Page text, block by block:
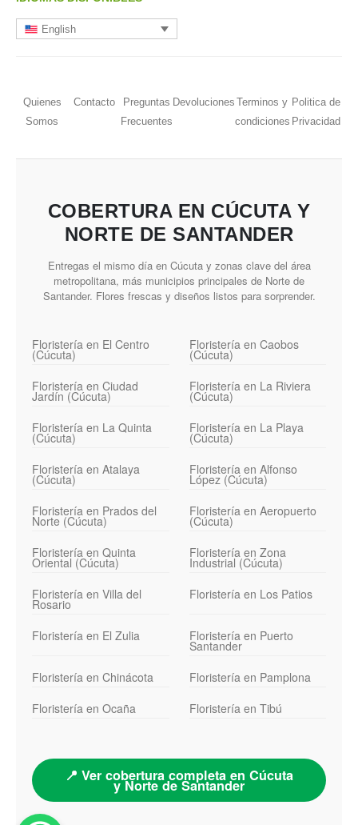
English
Quienes
Somos
Contacto
Preguntas
Frecuentes
Devoluciones Terminos y
condiciones
Politica de
Privacidad
COBERTURA EN CÚCUTA Y
NORTE DE SANTANDER
Entregas el mismo día en Cúcuta y zonas clave del área
metropolitana, más municipios principales de Norte de
Santander. Flores frescas y diseños listos para sorprender.
Floristería en El Centro
(Cúcuta)
Floristería en Caobos
(Cúcuta)
Floristería en Ciudad
Jardín (Cúcuta)
Floristería en La Riviera
(Cúcuta)
Floristería en La Quinta
(Cúcuta)
Floristería en La Playa
(Cúcuta)
Floristería en Atalaya
(Cúcuta)
Floristería en Alfonso
López (Cúcuta)
Floristería en Prados del
Norte (Cúcuta)
Floristería en Aeropuerto
(Cúcuta)
Floristería en Quinta
Oriental (Cúcuta)
Floristería en Zona
Industrial (Cúcuta)
Floristería en Villa del
Rosario
Floristería en Los Patios
Floristería en El Zulia Floristería en Puerto
Santander
Floristería en Chinácota
Floristería en Pamplona
Floristería en Ocaña
Floristería en Tibú
📍 Ver cobertura completa en Cúcuta
y Norte de Santander